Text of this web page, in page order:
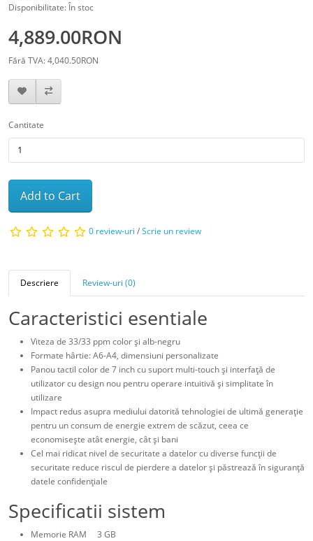
Disponibilitate: În stoc
4,889.00RON
Fără TVA: 4,040.50RON
Cantitate
Add to Cart
0 review-uri /Scrie un review
Descriere Review-uri (0)
Caracteristici esentiale
Viteza de 33/33 ppm color şi alb-negru
Formate hârtie: A6-A4, dimensiuni personalizate
Panou tactil color de 7 inch cu suport multi-touch şi interfaţă de
utilizator cu design nou pentru operare intuitivă şi simplitate în
utilizare
Impact redus asupra mediului datorită tehnologiei de ultimă generaţie
pentru un consum de energie extrem de scăzut, ceea ce
economiseşte atât energie, cât şi bani
Cel mai ridicat nivel de securitate a datelor cu diverse funcţii de
securitate reduce riscul de pierdere a datelor şi păstrează în siguranţă
datele confidenţiale
Specificatii sistem
Memorie RAM 3 GB